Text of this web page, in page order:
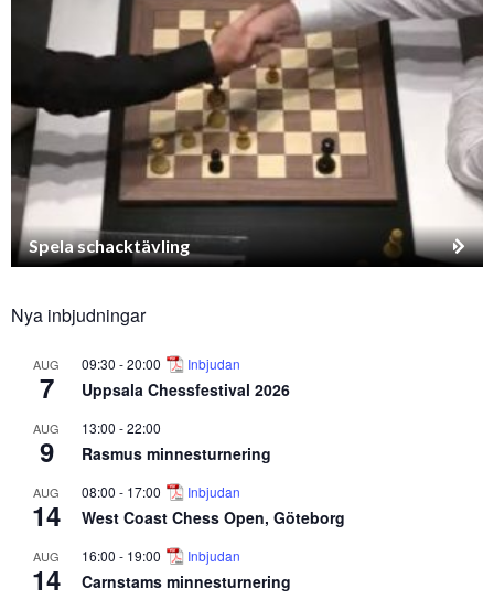
Spela schacktävling
Nya inbjudningar
AUG
7
09:30 -20:00 Inbjudan
Uppsala Chessfestival 2026
AUG
9
13:00 -22:00
Rasmus minnesturnering
AUG
14
08:00 - 17:00 Inbjudan
West Coast Chess Open, Göteborg
AUG
14
16:00 - 19:00 Inbjudan
Carnstams minnesturnering